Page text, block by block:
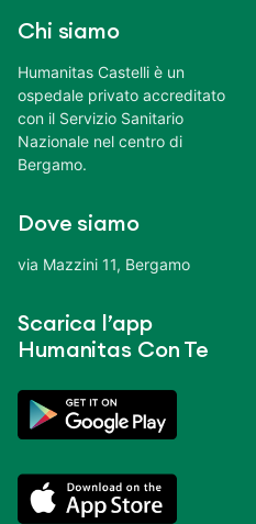
Chi siamo
Humanitas Castelli è un
ospedale privato accreditato
con il Servizio Sanitario
Nazionale nel centro di
Bergamo.
Dove siamo
via Mazzini 11, Bergamo
Scarica l’app
Humanitas Con Te